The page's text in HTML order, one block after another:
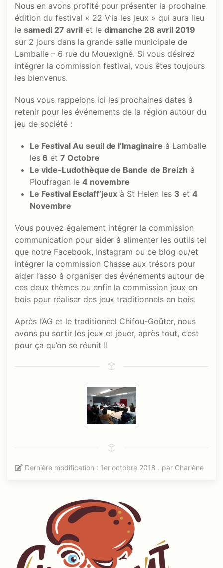
Nous en avons profité pour présenter la prochaine
édition du festival « 22 V’la les jeux » qui aura lieu
le samedi 27 avril et le dimanche 28 avril 2019
sur 2 jours dans la grande salle municipale de
Lamballe – 6 rue du Mouexigné. Si vous désirez
intégrer la commission festival, vous êtes toujours
les bienvenus.
Nous vous rappelons ici les prochaines dates à
retenir pour les événements de la région autour du
jeu de société :
Le Festival Au seuil de l’Imaginaire à Lamballe
les 6 et 7 Octobre
Le vide-Ludothèque de Bande de Breizh à
Ploufragan le 4 novembre
Le Festival Esclaff’jeux à St Helen les 3 et 4
Novembre
Vous pouvez également intégrer la commission
communication pour aider à alimenter les outils tel
que notre Facebook, Instagram ou ce blog ou/et
intégrer la commission Chasse aux trésors pour
aider l’asso à organiser des événements autour de
ces deux thèmes ou enfin la commission jeux en
bois pour réaliser des jeux traditionnels en bois.
Après l’AG et le traditionnel Chifou-Goûter, nous
avons pu sortir les jeux et jouer, après tout, c’est
pour ça qu’on se réunit !!
Dernière modification : 1er octobre 2018 . par Charlène